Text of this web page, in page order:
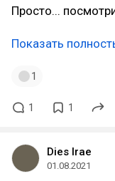
Просто...
Показать
1
1 1
Dies Irae
01.08.2021